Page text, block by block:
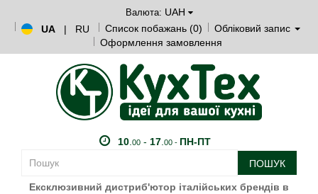
Валюта: UAH
UA
| RU Список побажань (0)
Обліковий запис
Оформлення замовлення
10. 00- 17. 00 - ПН-ПТ
ПОШУК
Ексклюзивний дистриб'ютор італійських брендів в